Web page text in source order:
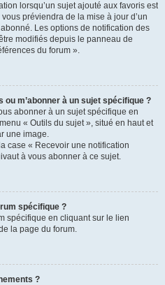
lorsqu’un sujet ajouté aux favoris est
préviendra de la mise à jour d’un
Les options de notification des
modifiés depuis le panneau de
du forum ».
m’abonner à un sujet spécifique ?
abonner à un sujet spécifique en
« Outils du sujet », situé en haut et
une image.
case « Recevoir une notification
à vous abonner à ce sujet.
spécifique ?
spécifique en cliquant sur le lien
la page du forum.
?